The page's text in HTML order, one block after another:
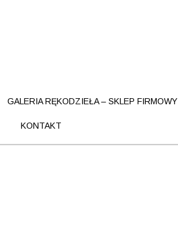
GALERIA RĘKODZIEŁA – SKLEP FIRMOWY
KONTAKT